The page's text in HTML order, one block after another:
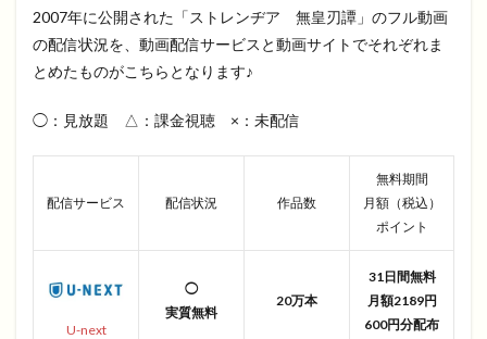
2007年に公開された「ストレンヂア 無皇刃譚」のフル動画
の配信状況を、動画配信サービスと動画サイトでそれぞれま
とめたものがこちらとなります♪
◯：見放題 △：課金視聴 ×：未配信
配信サービス 配信状況 作品数
無料期間
月額（税込）
ポイント
U-next
◯
実質無料
20万本
31日間無料
月額2189円
600円分配布